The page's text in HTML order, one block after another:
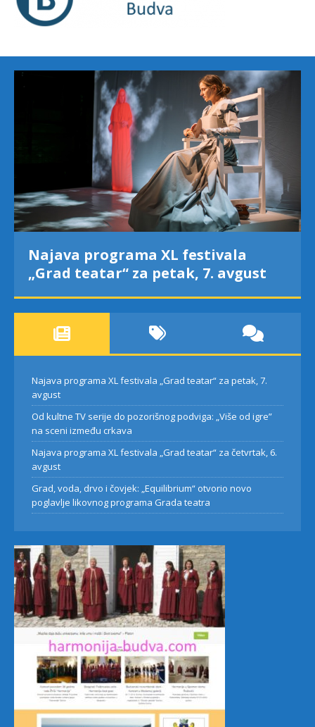
Najava programa XL festivala
„Grad teatar“ za petak, 7. avgust
Najava programa XL festivala „Grad teatar“ za petak, 7.
avgust
Od kultne TV serije do pozorišnog podviga: „Više od igre”
na sceni između crkava
Najava programa XL festivala „Grad teatar“ za četvrtak, 6.
avgust
Grad, voda, drvo i čovjek: „Equilibrium“ otvorio novo
poglavlje likovnog programa Grada teatra